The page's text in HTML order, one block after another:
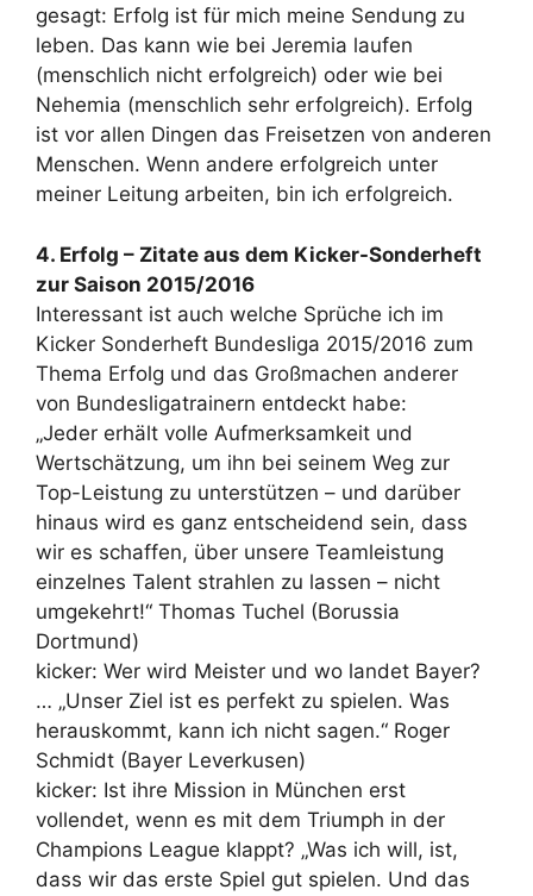
gesagt: Erfolg ist für mich meine Sendung zu
leben. Das kann wie bei Jeremia laufen
(menschlich nicht erfolgreich) oder wie bei
Nehemia (menschlich sehr erfolgreich). Erfolg
ist vor allen Dingen das Freisetzen von anderen
Menschen. Wenn andere erfolgreich unter
meiner Leitung arbeiten, bin ich erfolgreich.
4. Erfolg – Zitate aus dem Kicker-Sonderheft
zur Saison 2015/2016
Interessant ist auch welche Sprüche ich im
Kicker Sonderheft Bundesliga 2015/2016 zum
Thema Erfolg und das Großmachen anderer
von Bundesligatrainern entdeckt habe:
„Jeder erhält volle Aufmerksamkeit und
Wertschätzung, um ihn bei seinem Weg zur
Top-Leistung zu unterstützen – und darüber
hinaus wird es ganz entscheidend sein, dass
wir es schaffen, über unsere Teamleistung
einzelnes Talent strahlen zu lassen – nicht
umgekehrt!“ Thomas Tuchel (Borussia
Dortmund)
kicker: Wer wird Meister und wo landet Bayer?
… „Unser Ziel ist es perfekt zu spielen. Was
herauskommt, kann ich nicht sagen.“ Roger
Schmidt (Bayer Leverkusen)
kicker: Ist ihre Mission in München erst
vollendet, wenn es mit dem Triumph in der
Champions League klappt? „Was ich will, ist,
dass wir das erste Spiel gut spielen. Und das